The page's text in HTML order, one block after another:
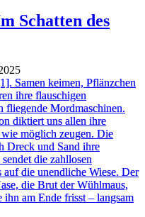
Schatten des
Samen keimen, Pflänzchen
ihre flauschigen
fliegende Mordmaschinen.
diktiert uns allen ihre
möglich zeugen. Die
Dreck und Sand ihre
die zahllosen
die unendliche Wiese. Der
die Brut der Wühlmaus,
am Ende frisst – langsam